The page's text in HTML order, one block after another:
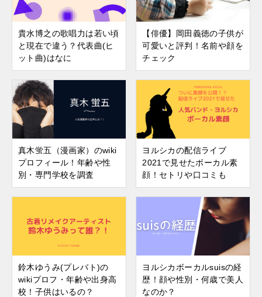
貴水博之の歌唱力は若い頃
と現在で違う？代表曲(ヒ
ット曲)はなに
【俳優】岡田義徳の子供が
可愛いと評判！名前や顔を
チェック
真木蛍五（漫画家）のwiki
プロフィール！年齢や性
別・専門学校を調査
ヨルシカの配信ライブ
2021で見せたボーカル素
顔！セトリや口コミも
鈴木ゆうみ(プレバト)の
wikiプロフ・年齢や出身高
校！子供はいるの？
ヨルシカボーカルsuisの経
歴！顔や性別・何歳で美人
なのか？